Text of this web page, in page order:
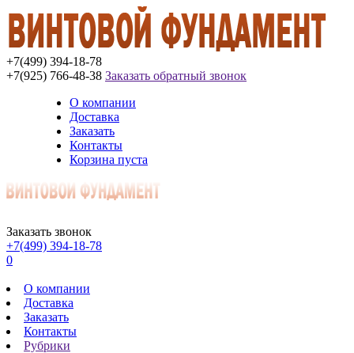
+7(499) 394-18-78
+7(925) 766-48-38 Заказать обратный звонок
О компании
Доставка
Заказать
Контакты
Корзина пуста
Заказать звонок
+7(499) 394-18-78
0
О компании
Доставка
Заказать
Контакты
Рубрики